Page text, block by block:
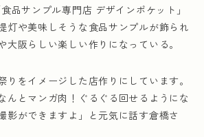
品サンプル専門店 デザインポケット」
灯や美味しそうな食品サンプルが飾られ
大阪らしい楽しい作りになっている。
りをイメージした店作りにしています。
んとマンガ肉！ぐるぐる回せるようにな
影ができますよ」と元気に話す倉橋さ